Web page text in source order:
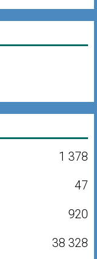
1 378
47
920
38 328